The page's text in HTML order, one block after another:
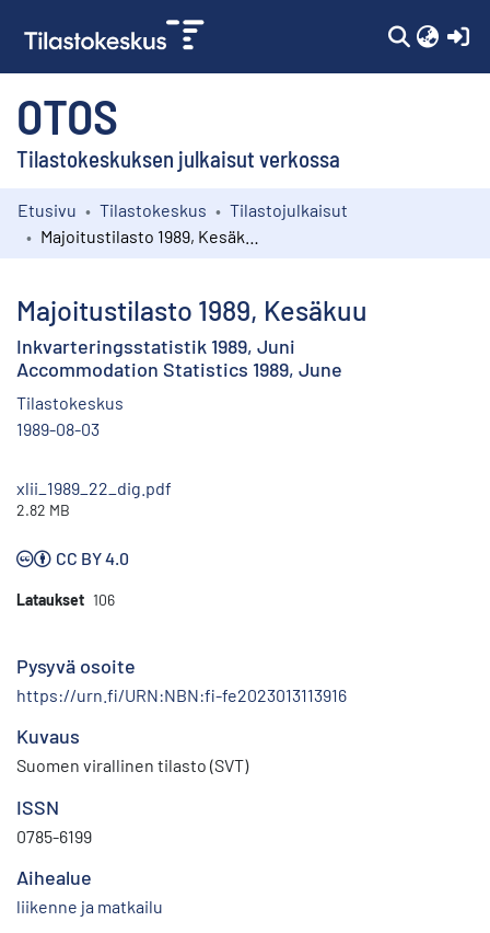
OTOS
Tilastokeskuksen julkaisut verkossa
Kokoelmat
Etusivu Tilastokeskus
Tilastojulkaisut
Majoitustilasto 1989, Kesäkuu
Inkvarteringsstatistik 1989, Juni
Accommodation Statistics 1989, June
Tilastokeskus
1989-08-03
xlii_1989_22_dig.pdf
2.82 MB
CC BY 4.0
Lataukset 106
Pysyvä osoite
https://urn.fi/URN:NBN:fi-fe2023013113916
Kuvaus
Suomen virallinen tilasto (SVT)
ISSN
0785-6199
Aihealue
liikenne ja matkailu